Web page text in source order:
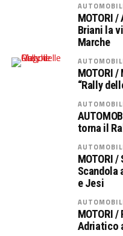
MOTORI
Briani la
Marche
MOTORI
“Rally
torna il
MOTORI
Scandola
e Jesi
MOTORI
Adriatico